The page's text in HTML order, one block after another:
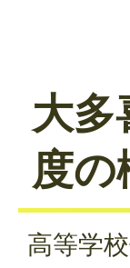
大多
度の
高等学